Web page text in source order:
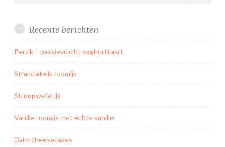
Recente berichten
Perzik – passievrucht yoghurttaart
Stracciatella roomijs
Stroopwafel ijs
Vanille roomijs met echte vanille
Daim cheesecakes